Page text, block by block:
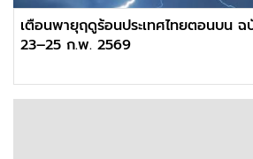
เตือนพายุฤดูร้อนประเทศไทยตอนบน
23–25 ก.พ. 2569